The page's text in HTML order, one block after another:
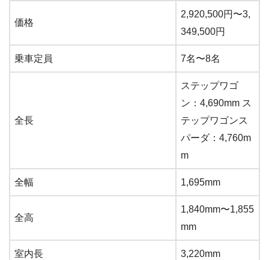
価格
2,920,500円〜3,
349,500円
乗車定員 7名〜8名
全長
ステップワゴ
ン：4,690mm ス
テップワゴンス
パーダ：4,760m
m
全幅 1,695mm
全高
1,840mm〜1,855
mm
室内長 3,220mm